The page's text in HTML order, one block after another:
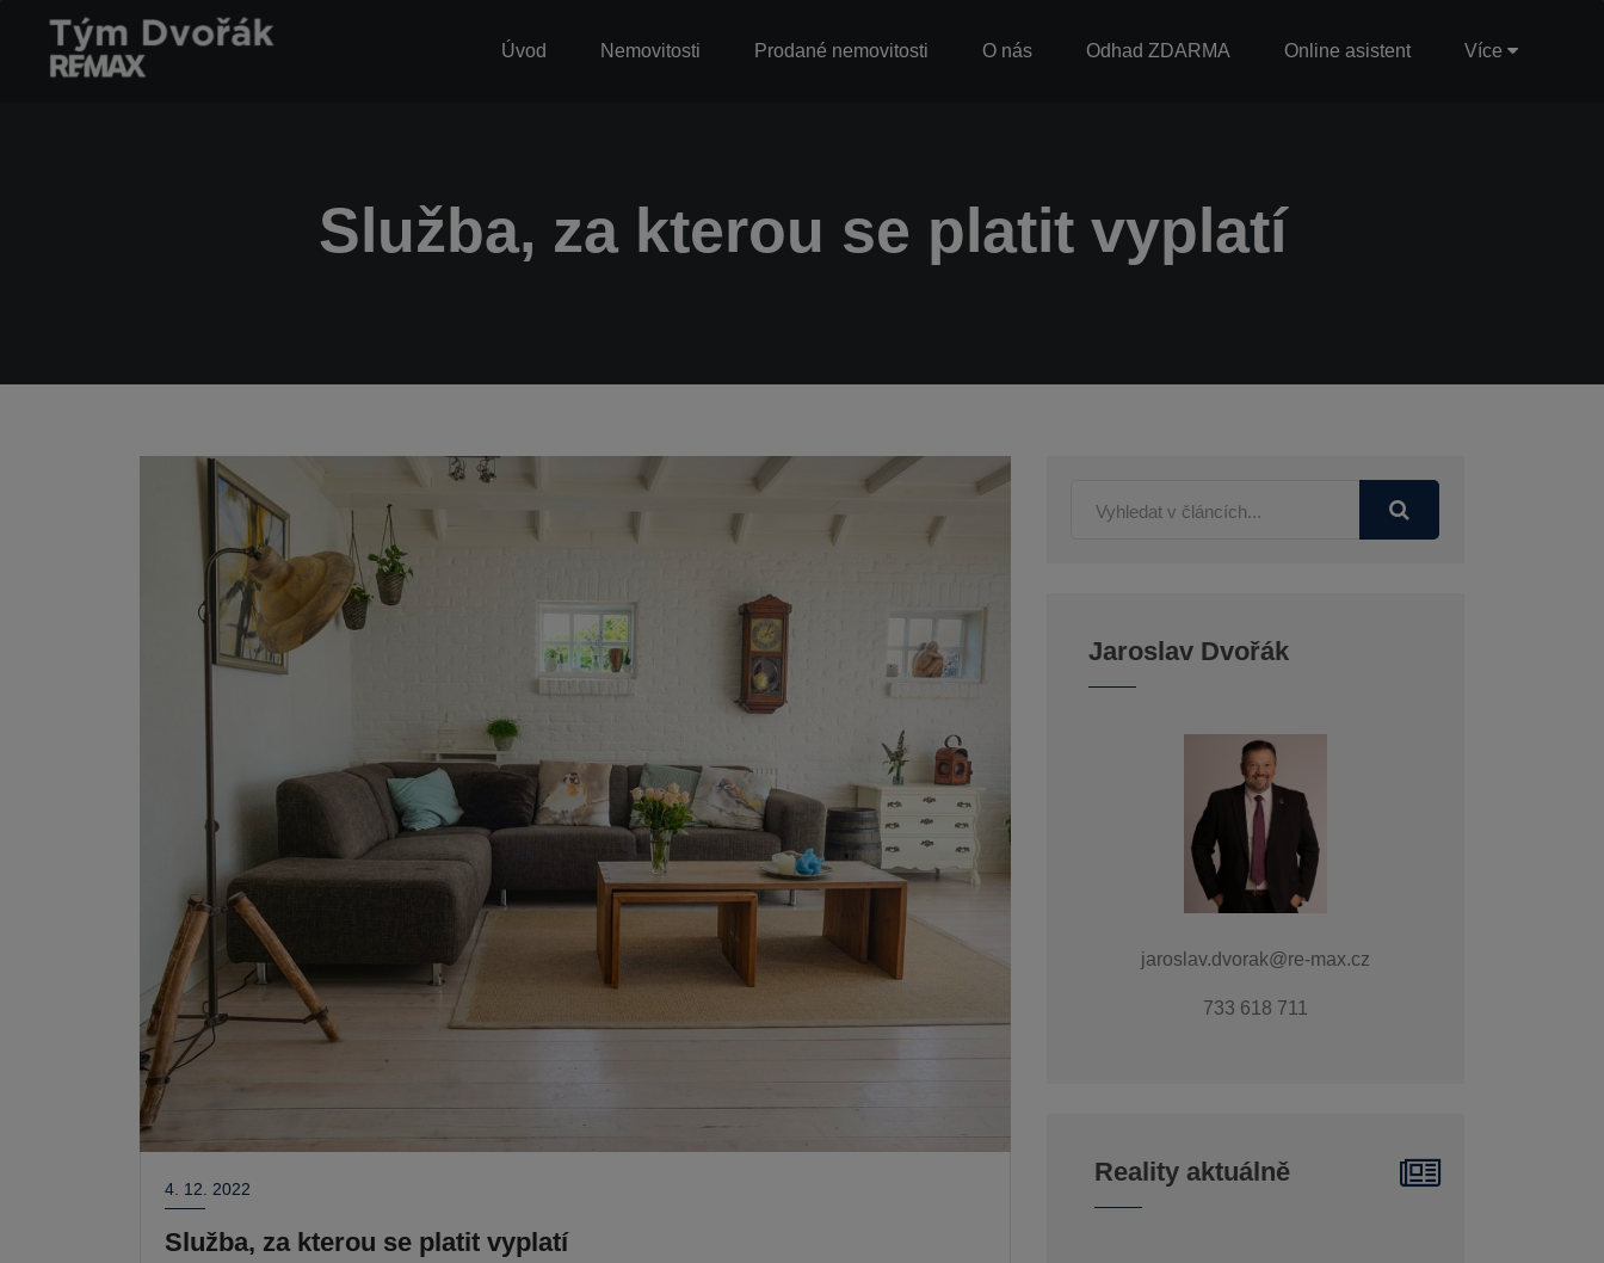
Úvod Nemovitosti Prodané nemovitosti O nás Odhad ZDARMA Online asistent Více
Služba, za kterou se platit vyplatí
4. 12. 2022
Služba, za kterou se platit vyplatí
Jaroslav Dvořák
jaroslav.dvorak@re-max.cz
733 618 711
Reality aktuálně